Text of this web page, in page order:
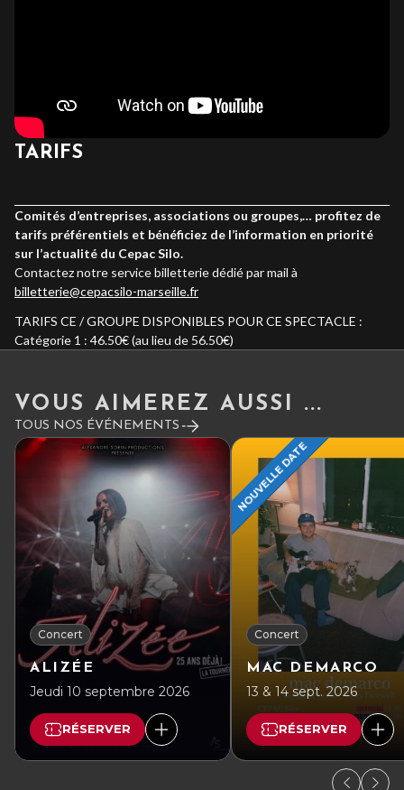
TARIFS
Comités d’entreprises, associations ou groupes,… profitez de
tarifs préférentiels et bénéficiez de l’information en priorité
sur l’actualité du Cepac Silo.
Contactez notre service billetterie dédié par mail à
billetterie@cepacsilo-marseille.fr
TARIFS CE / GROUPE DISPONIBLES POUR CE SPECTACLE :
Catégorie 1 : 46.50€ (au lieu de 56.50€)
VOUS AIMEREZ AUSSI ...
TOUS NOS ÉVÉNEMENTS
Concert
ALIZÉE
Jeudi 10 septembre 2026
RÉSERVER
NOUVELLE DATE
Concert
MAC DEMARCO
13 & 14 sept. 2026
RÉSERVER